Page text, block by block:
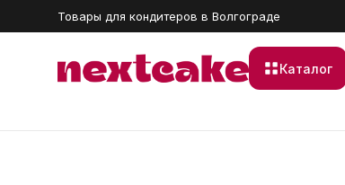
Товары для кондитеров в Волгограде
Каталог